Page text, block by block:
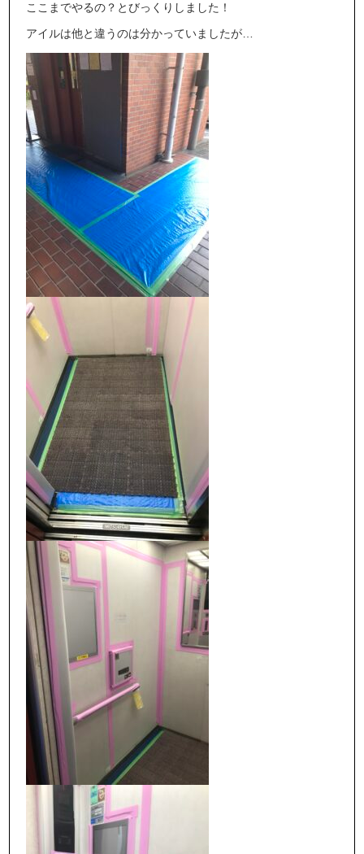
ここまでやるの？とびっくりしました！
アイルは他と違うのは分かっていましたが…